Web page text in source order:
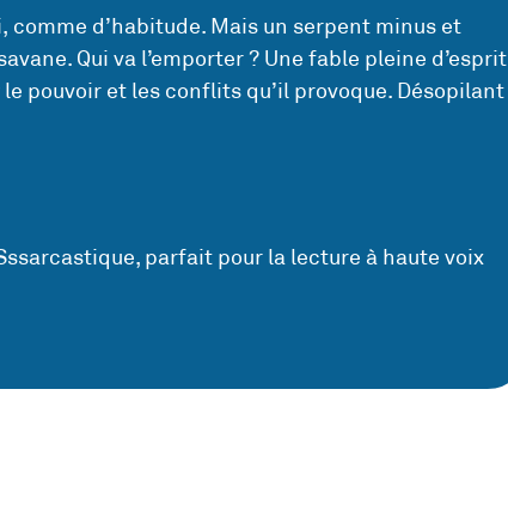
comme d’habitude. Mais un serpent minus et
Qui va l’emporter ? Une fable pleine d’esprit
pouvoir et les conflits qu’il provoque. Désopilant
parfait pour la lecture à haute voix